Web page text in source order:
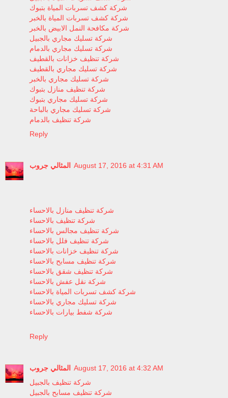
شركة كشف تسربات المياة بتبوك
شركة كشف تسربات المياة بالخبر
شركة مكافحة النمل الابيض بالخبر
شركة تسليك مجاري بالجبيل
شركة تسليك مجاري بالدمام
شركة تنظيف خزانات بالقطيف
شركة تسليك مجاري بالقطيف
شركة تسليك مجاري بالخبر
شركة تنظيف منازل بتبوك
شركة تسليك مجاري بتبوك
شركة تسليك مجاري بالباحة
شركة تنظيف بالدمام
Reply
المثالي جروب August 17, 2016 at 4:31 AM
شركة تنظيف منازل بالاحساء
شركة تنظيف بالاحساء
شركة تنظيف مجالس بالاحساء
شركة تنظيف فلل بالاحساء
شركة تنظيف خزانات بالاحساء
شركة تنظيف مسابح بالاحساء
شركة تنظيف شقق بالاحساء
شركة نقل عفش بالاحساء
شركة كشف تسربات المياة بالاحساء
شركة تسليك مجاري بالاحساء
شركة شفط بيارات بالاحساء
Reply
المثالي جروب
August 17, 2016 at 4:32 AM
شركة تنظيف بالجبيل
شركة تنظيف مسابح بالجبيل